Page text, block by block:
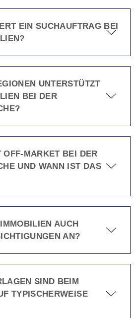
EIN SUCHAUFTRAG BEI
UNTERSTÜTZT
BEI DER
OFF-MARKET BEI DER
UND WANN IST DAS
AUCH
AN?
SIND BEIM
TYPISCHERWEISE